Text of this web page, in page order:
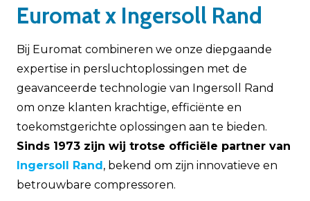
Euromat x Ingersoll Rand
Bij Euromat combineren we onze diepgaande
expertise in persluchtoplossingen met de
geavanceerde technologie van Ingersoll Rand
om onze klanten krachtige, efficiënte en
toekomstgerichte oplossingen aan te bieden.
Sinds 1973 zijn wij trotse officiële partner van
Ingersoll Rand, bekend om zijn innovatieve en
betrouwbare compressoren.